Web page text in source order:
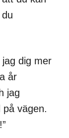
dig mer
år
jag
vägen.